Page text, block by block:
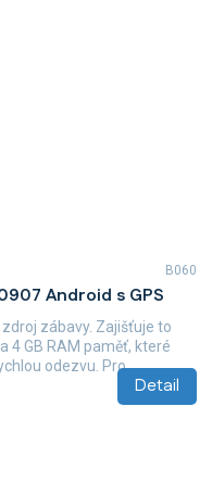
Android s GPS
Detail
zábavy. Zajišťuje to
4 GB RAM paměť, které
odezvu. Pro...
B060